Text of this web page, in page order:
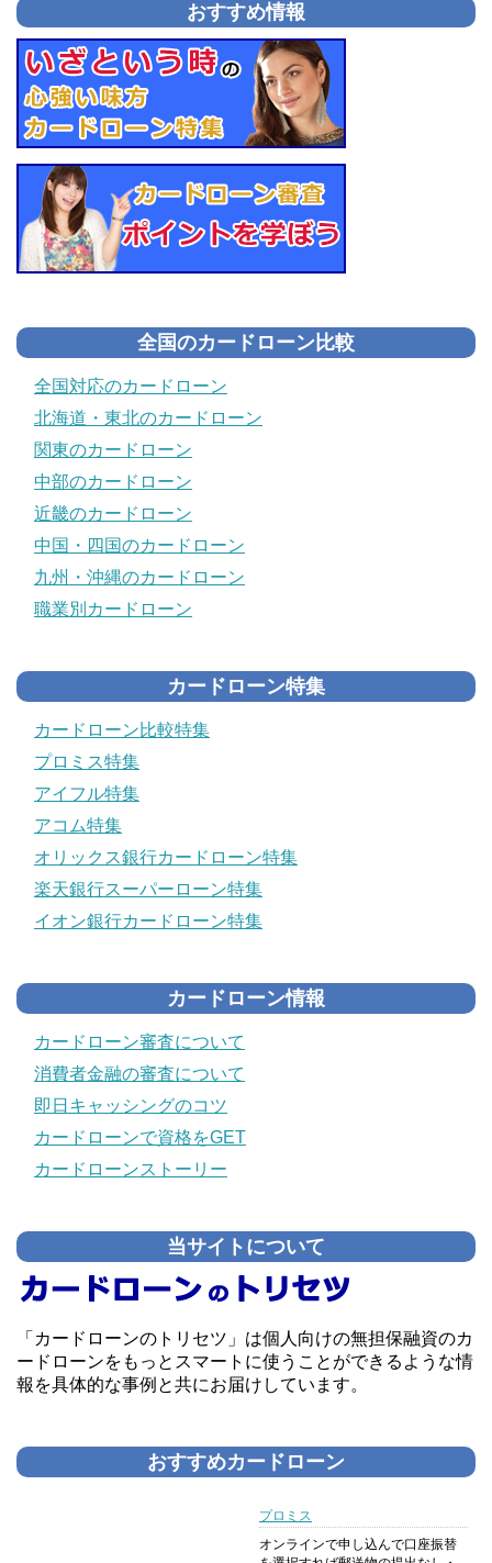
おすすめ情報
全国のカードローン比較
全国対応のカードローン
北海道・東北のカードローン
関東のカードローン
中部のカードローン
近畿のカードローン
中国・四国のカードローン
九州・沖縄のカードローン
職業別カードローン
カードローン特集
カードローン比較特集
プロミス特集
アイフル特集
アコム特集
オリックス銀行カードローン特集
楽天銀行スーパーローン特集
イオン銀行カードローン特集
カードローン情報
カードローン審査について
消費者金融の審査について
即日キャッシングのコツ
カードローンで資格をGET
カードローンストーリー
当サイトについて
「カードローンのトリセツ」は個人向けの無担保融資のカ
ードローンをもっとスマートに使うことができるような情
報を具体的な事例と共にお届けしています。
おすすめカードローン
プロミス
オンラインで申し込んで口座振替